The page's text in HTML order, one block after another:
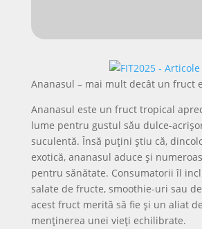
Ananasul – mai mult decât un fruct
Ananasul este un fruct tropical
lume pentru gustul său dulce-
suculentă. Însă puțini știu că,
exotică, ananasul aduce și
pentru sănătate. Consumatorii îl
salate de fructe, smoothie-uri sau
acest fruct merită să fie și un aliat
menținerea unei vieți echilibrate.